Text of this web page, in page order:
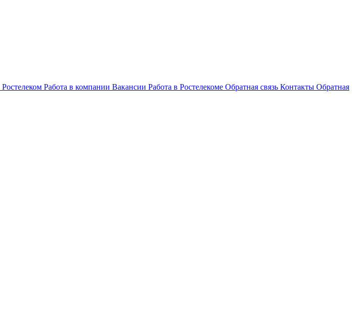
Ростелеком Работа в компании Вакансии Работа в Ростелекоме Обратная связь Контакты Обратная